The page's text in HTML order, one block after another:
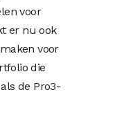
voor
er nu ook
voor
die
de Pro3-